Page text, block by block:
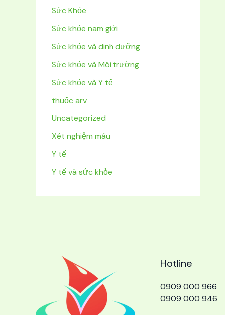
Sức Khỏe
Sức khỏe nam giới
Sức khỏe và dinh dưỡng
Sức khỏe và Môi trường
Sức khỏe và Y tế
thuốc arv
Uncategorized
Xét nghiệm máu
Y tế
Y tế và sức khỏe
Hotline
0909 000 966
0909 000 946